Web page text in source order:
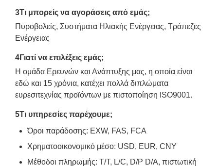
3Τι μπορείς να αγοράσεις από εμάς;
Πυροβολείς, Συστήματα Ηλιακής Ενέργειας, Τράπεζες
Ενέργειας
4Γιατί να επιλέξεις εμάς;
Η ομάδα Ερευνών και Ανάπτυξης μας, η οποία είναι
εδώ και 15 χρόνια, κατέχει πολλά διπλώματα
ευρεσιτεχνίας προϊόντων με πιστοποίηση ISO9001.
5Τι υπηρεσίες παρέχουμε;
Όροι παράδοσης: EXW, FAS, FCA
Χρηματοοικονομικό μέσο: USD, EUR, CNY
Μέθοδοι πληρωμής: T/T, L/C, D/P D/A, πιστωτική